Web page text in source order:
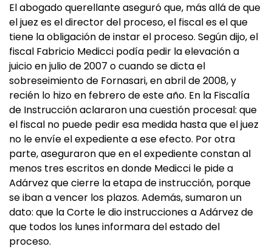
El abogado querellante aseguró que, más allá de que
el juez es el director del proceso, el fiscal es el que
tiene la obligación de instar el proceso. Según dijo, el
fiscal Fabricio Medicci podía pedir la elevación a
juicio en julio de 2007 o cuando se dicta el
sobreseimiento de Fornasari, en abril de 2008, y
recién lo hizo en febrero de este año. En la Fiscalía
de Instrucción aclararon una cuestión procesal: que
el fiscal no puede pedir esa medida hasta que el juez
no le envíe el expediente a ese efecto. Por otra
parte, aseguraron que en el expediente constan al
menos tres escritos en donde Medicci le pide a
Adárvez que cierre la etapa de instrucción, porque
se iban a vencer los plazos. Además, sumaron un
dato: que la Corte le dio instrucciones a Adárvez de
que todos los lunes informara del estado del
proceso.